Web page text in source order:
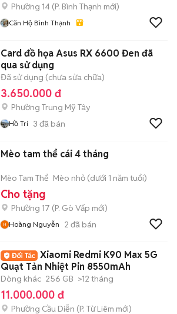
Phường 14 (P. Bình Thạnh mới)
Căn Hộ Bình Thạnh
Card đồ họa Asus RX 6600 Đen đã
qua sử dụng
Đã sử dụng (chưa sửa chữa)
3.650.000 đ
Phường Trung Mỹ Tây
Hồ Trí 3 đã bán
Mèo tam thể cái 4 tháng
Mèo Tam Thể Mèo nhỏ (dưới 1 năm tuổi)
Cho tặng
Phường 17 (P. Gò Vấp mới)
Hoàng Nguyễn 2 đã bán
Xiaomi Redmi K90 Max 5G
Quạt Tản Nhiệt Pin 8550mAh
Dòng khác 256 GB >12 tháng
11.000.000 đ
Phường Cầu Diễn (P. Từ Liêm mới)